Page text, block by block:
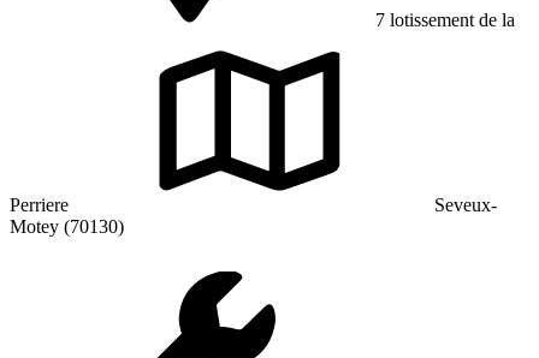
7 lotissement de la
Perriere
Seveux-
Motey (70130)